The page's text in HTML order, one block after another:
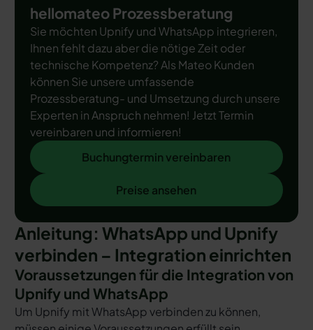
hellomateo Prozessberatung
Sie möchten Upnify und WhatsApp integrieren,
Ihnen fehlt dazu aber die nötige Zeit oder
technische Kompetenz? Als Mateo Kunden
können Sie unsere umfassende
Prozessberatung- und Umsetzung durch unsere
Experten in Anspruch nehmen! Jetzt Termin
vereinbaren und informieren!
Buchungtermin vereinbaren
Buchungtermin vereinbaren
Preise ansehen
Preise ansehen
Anleitung: WhatsApp und Upnify
verbinden – Integration einrichten
Voraussetzungen für die Integration von
Upnify und WhatsApp
Um Upnify mit WhatsApp verbinden zu können,